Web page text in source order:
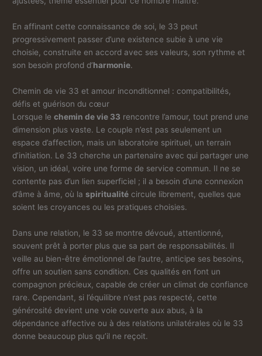
En affinant cette connaissance de soi, le 33 peut
progressivement passer d’une existence subie à une vie
choisie, construite en accord avec ses valeurs, son rythme et
son besoin profond d’harmonie.
Chemin de vie 33 et amour inconditionnel : compatibilités,
défis et guérison du cœur
Lorsque lechemin de vie 33 rencontre l’amour, tout prend une
dimension plus vaste. Le couple n’est pas seulement un
espace d’affection, mais un laboratoire spirituel, un terrain
d’initiation. Le 33 cherche un partenaire avec qui partager une
vision, un idéal, voire une forme de service commun. Il ne se
contente pas d’un lien superficiel ; il a besoin d’une connexion
d’âme à âme, où laspiritualité circule librement, quelles que
soient les croyances ou les pratiques choisies.
Dans une relation, le 33 se montre dévoué, attentionné,
souvent prêt à porter plus que sa part de responsabilités. Il
veille au bien-être émotionnel de l’autre, anticipe ses besoins,
offre un soutien sans condition. Ces qualités en font un
compagnon précieux, capable de créer un climat de confiance
rare. Cependant, si l’équilibre n’est pas respecté, cette
générosité devient une voie ouverte aux abus, à la
dépendance affective ou à des relations unilatérales où le 33
donne beaucoup plus qu’il ne reçoit.